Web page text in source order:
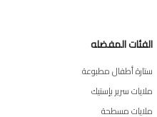
الفئات المفضله
ستارة أطفال مطبوعة
ملايات سرير بإستيك
ملايات مسطحة